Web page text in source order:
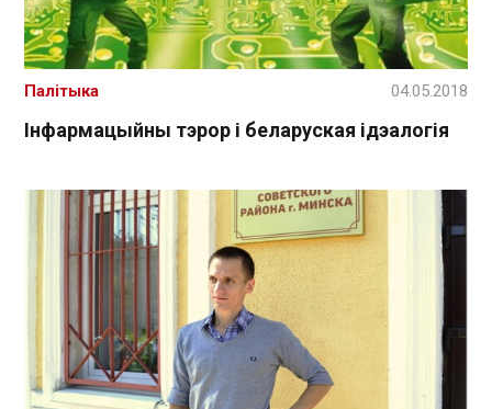
Інфармацыйны тэрор і беларуская ідэалогія
Палітыка 04.05.2018